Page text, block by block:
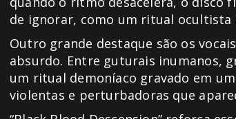
de ignorar, como um ritual
Outro grande destaque são os
absurdo. Entre guturais inumanos,
um ritual demoníaco gravado em
violentas e perturbadoras que